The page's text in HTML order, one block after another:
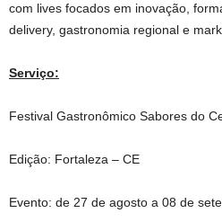
com lives focados em inovação,
delivery, gastronomia regional e
Serviço:
Festival Gastronômico Sabores do
Edição: Fortaleza – CE
Evento: de 27 de agosto a 08 de